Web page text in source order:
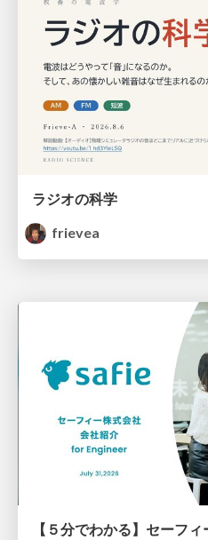
ラジオの科学
frievea